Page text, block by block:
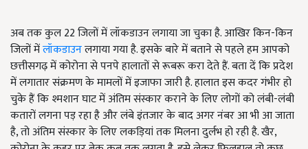
अब तक कुल 22 जिलों में लॉकडाउन लगाया जा चुका है. आखिर किन-किन
जिलों मेंलॉकडाउनलगाया गया है. इसके बारे में बताने से पहले हम आपको
छत्तीसगढ़ में कोरोना से पनपे हालातों से रूबरू करा देते हैं. बता दें कि प्रदेश
में लगातार संक्रमण के मामलों में इजाफा जारी है. हालात इस कदर गंभीर हो
चुके हैं कि श्मशान घाट में अंतिम संस्कार कराने के लिए लोगों को लंबी-लंबी
कतारों लगना पड़ रहा है और लंबे इंतजार के बाद अगर नंबर आ भी आ जाता
है, तो अंतिम संस्कार के लिए लकड़ियां तक मिलना दुर्लभ हो रही है. खैर,